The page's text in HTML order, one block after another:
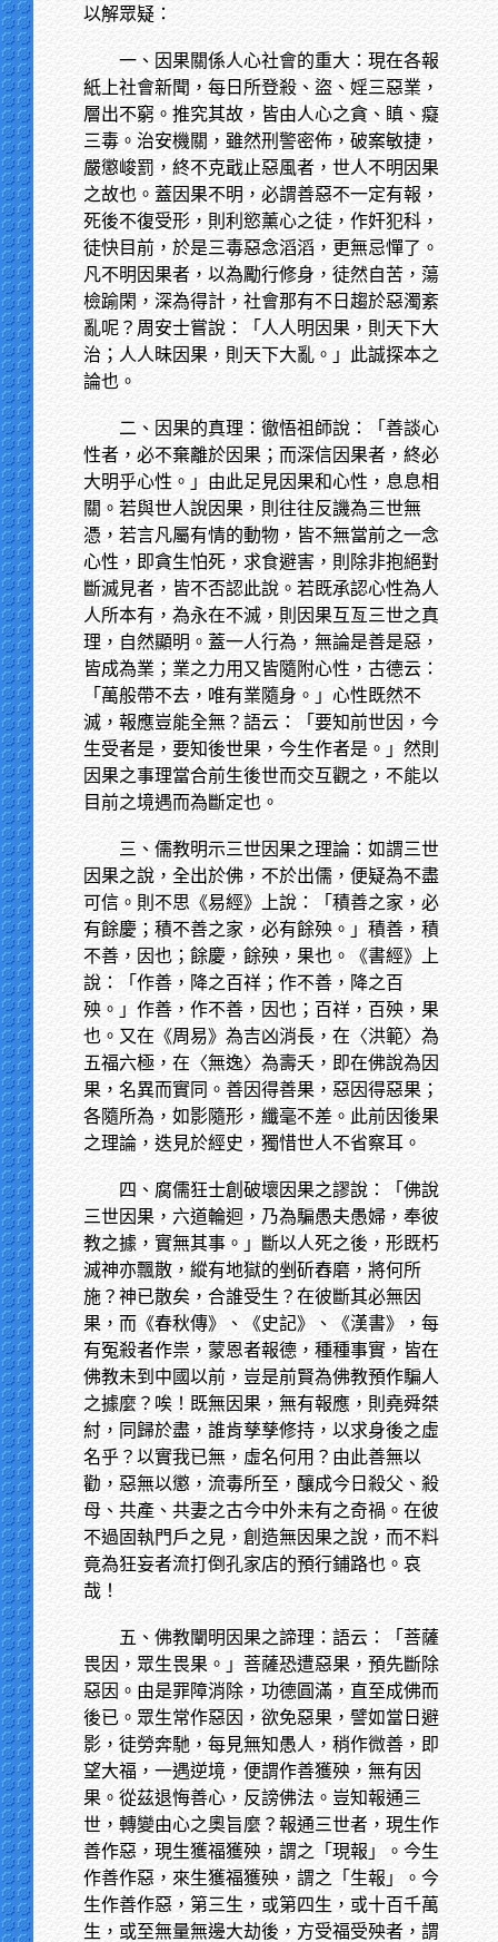
以解眾疑：
一、因果關係人心社會的重大：現在各報
紙上社會新聞，每日所登殺、盜、婬三惡業，
層出不窮。推究其故，皆由人心之貪、瞋、癡
三毒。治安機關，雖然刑警密佈，破案敏捷，
嚴懲峻罰，終不克戢止惡風者，世人不明因果
之故也。蓋因果不明，必謂善惡不一定有報，
死後不復受形，則利慾薰心之徒，作奸犯科，
徒快目前，於是三毒惡念滔滔，更無忌憚了。
凡不明因果者，以為勵行修身，徒然自苦，蕩
檢踰閑，深為得計，社會那有不日趨於惡濁紊
亂呢？周安士嘗說：「人人明因果，則天下大
治；人人昧因果，則天下大亂。」此誠探本之
論也。
二、因果的真理：徹悟祖師說：「善談心
性者，必不棄離於因果；而深信因果者，終必
大明乎心性。」由此足見因果和心性，息息相
關。若與世人說因果，則往往反譏為三世無
憑，若言凡屬有情的動物，皆不無當前之一念
心性，即貪生怕死，求食避害，則除非抱絕對
斷滅見者，皆不否認此說。若既承認心性為人
人所本有，為永在不滅，則因果互亙三世之真
理，自然顯明。蓋一人行為，無論是善是惡，
皆成為業；業之力用又皆隨附心性，古德云：
「萬般帶不去，唯有業隨身。」心性既然不
滅，報應豈能全無？語云：「要知前世因，今
生受者是，要知後世果，今生作者是。」然則
因果之事理當合前生後世而交互觀之，不能以
目前之境遇而為斷定也。
三、儒教明示三世因果之理論：如謂三世
因果之說，全出於佛，不於出儒，便疑為不盡
可信。則不思《易經》上說：「積善之家，必
有餘慶；積不善之家，必有餘殃。」積善，積
不善，因也；餘慶，餘殃，果也。《書經》上
說：「作善，降之百祥；作不善，降之百
殃。」作善，作不善，因也；百祥，百殃，果
也。又在《周易》為吉凶消長，在〈洪範〉為
五福六極，在〈無逸〉為壽夭，即在佛說為因
果，名異而實同。善因得善果，惡因得惡果；
各隨所為，如影隨形，纖毫不差。此前因後果
之理論，迭見於經史，獨惜世人不省察耳。
四、腐儒狂士創破壞因果之謬說：「佛說
三世因果，六道輪迴，乃為騙愚夫愚婦，奉彼
教之據，實無其事。」斷以人死之後，形既朽
滅神亦飄散，縱有地獄的剉斫舂磨，將何所
施？神已散矣，合誰受生？在彼斷其必無因
果，而《春秋傳》、《史記》、《漢書》，每
有冤殺者作祟，蒙恩者報德，種種事實，皆在
佛教未到中國以前，豈是前賢為佛教預作騙人
之據麼？唉！既無因果，無有報應，則堯舜桀
紂，同歸於盡，誰肯孳孳修持，以求身後之虛
名乎？以實我已無，虛名何用？由此善無以
勸，惡無以懲，流毒所至，釀成今日殺父、殺
母、共產、共妻之古今中外未有之奇禍。在彼
不過固執門戶之見，創造無因果之說，而不料
竟為狂妄者流打倒孔家店的預行鋪路也。哀
哉！
五、佛教闡明因果之諦理：語云：「菩薩
畏因，眾生畏果。」菩薩恐遭惡果，預先斷除
惡因。由是罪障消除，功德圓滿，直至成佛而
後已。眾生常作惡因，欲免惡果，譬如當日避
影，徒勞奔馳，每見無知愚人，稍作微善，即
望大福，一遇逆境，便謂作善獲殃，無有因
果。從茲退悔善心，反謗佛法。豈知報通三
世，轉變由心之奧旨麼？報通三世者，現生作
善作惡，現生獲福獲殃，謂之「現報」。今生
作善作惡，來生獲福獲殃，謂之「生報」。今
生作善作惡，第三生，或第四生，或十百千萬
生，或至無量無邊大劫後，方受福受殃者，謂